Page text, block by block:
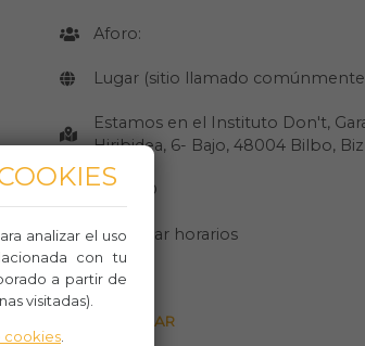
Aforo:
Lugar (sitio llamado
Estamos en el Instituto Don't,
Hiribidea, 6- Bajo, 48004 Bilbo,
BILBAO
Consultar horarios
CÓMO LLEGAR
analizar el uso
con tu
a partir de
visitadas).
cookies